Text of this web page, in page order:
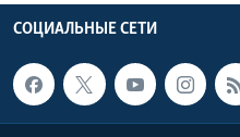
СОЦИАЛЬНЫЕ СЕТИ